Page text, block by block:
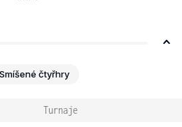
Smíšené čtyřhry
Turnaje